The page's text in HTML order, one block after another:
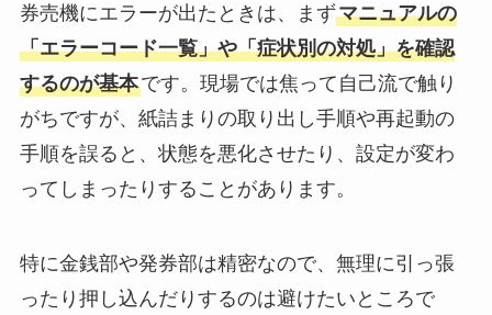
券売機にエラーが出たときは、まずマニュアルの
「エラーコード一覧」や「症状別の対処」を確認
するのが基本です。現場では焦って自己流で触り
がちですが、紙詰まりの取り出し手順や再起動の
手順を誤ると、状態を悪化させたり、設定が変わ
ってしまったりすることがあります。
特に金銭部や発券部は精密なので、無理に引っ張
ったり押し込んだりするのは避けたいところで